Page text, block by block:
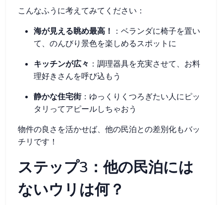
こんなふうに考えてみてください：
海が見える眺め最高！ ：ベランダに椅子を置い
て、のんびり景色を楽しめるスポットに
キッチンが広々 ：調理器具を充実させて、お料
理好きさんを呼び込もう
静かな住宅街：ゆっくりくつろぎたい人にピッ
タリってアピールしちゃおう
物件の良さを活かせば、他の民泊との差別化もバッ
チリです！
ステップ3：他の民泊には
ないウリは何？